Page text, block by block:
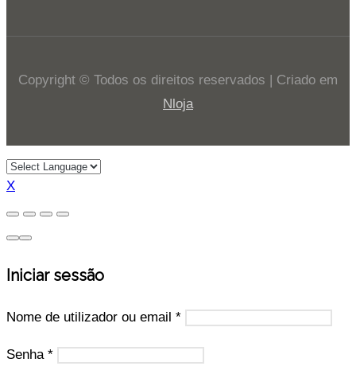
Copyright © Todos os direitos reservados | Criado em
Nloja
X
Iniciar sessão
Nome de utilizador ou email *
Senha *